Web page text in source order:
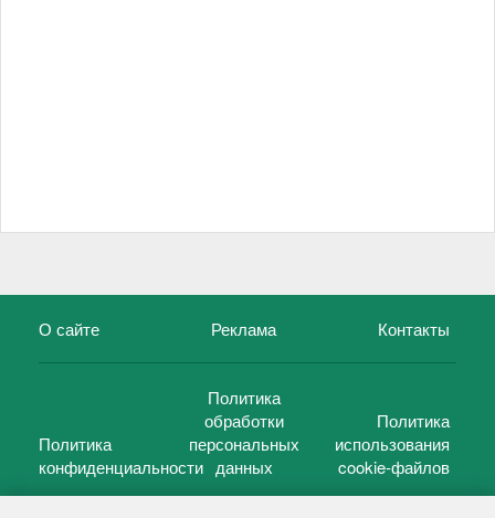
О сайте Реклама Контакты
Политика
конфиденциальности
Политика
обработки
персональных
данных
Политика
использования
cookie-файлов